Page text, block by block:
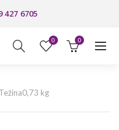
427 6705
0 0
0,73 kg